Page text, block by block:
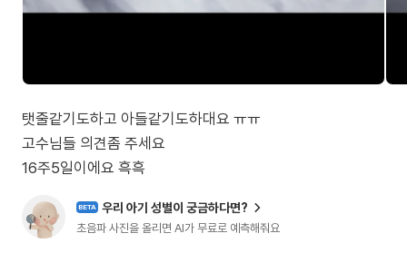
탯줄같기도하고 아들같기도하대요 ㅠㅠ
고수님들 의견좀 주세요
16주5일이에요 흑흑
BETA 우리 아기 성별이 궁금하다면?
초음파 사진을 올리면 AI가 무료로 예측해줘요